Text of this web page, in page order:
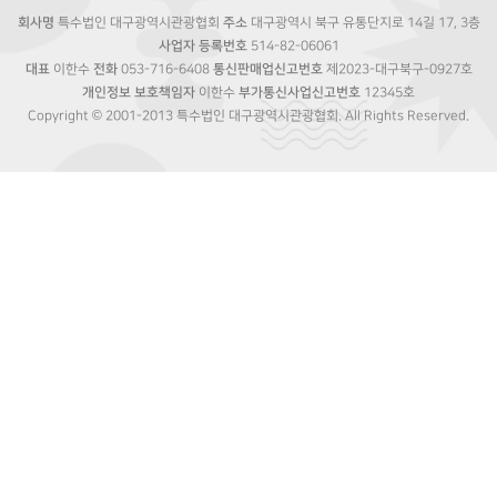
회사명 특수법인 대구광역시관광협회 주소대구광역시 북구 유통단지로 14길 17, 3층
사업자 등록번호514-82-06061
대표이한수 전화053-716-6408 통신판매업신고번호제2023-대구북구-0927호
개인정보 보호책임자 이한수 부가통신사업신고번호 12345호
Copyright © 2001-2013 특수법인 대구광역시관광협회. All Rights Reserved.